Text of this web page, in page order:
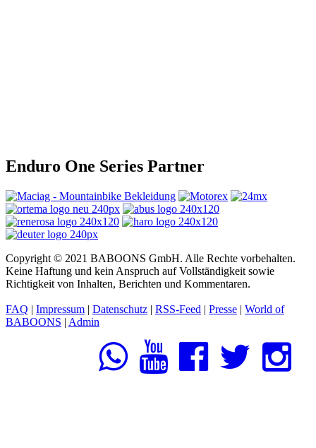
Enduro One Series Partner
Copyright © 2021 BABOONS GmbH. Alle Rechte vorbehalten.
Keine Haftung und kein Anspruch auf Vollständigkeit sowie
Richtigkeit von Inhalten, Berichten und Kommentaren.
FAQ | Impressum | Datenschutz | RSS-Feed | Presse | World of
BABOONS | Admin